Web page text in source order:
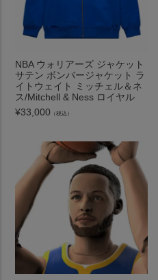
NBA ウォリアーズ ジャケット
サテン ボンバージャケット ラ
イトウェイト ミッチェル＆ネ
ス/Mitchell & Ness ロイヤル
¥33,000 （税込）